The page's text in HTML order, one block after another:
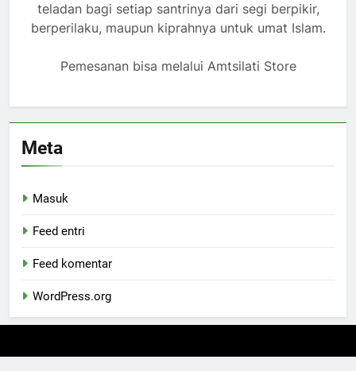
teladan bagi setiap santrinya dari segi berpikir,
berperilaku, maupun kiprahnya untuk umat Islam.
Pemesanan bisa melalui Amtsilati Store
Meta
Masuk
Feed entri
Feed komentar
WordPress.org